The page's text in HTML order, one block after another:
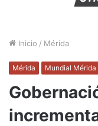
Inicio / Mérida
Mérida Mundial Mérida